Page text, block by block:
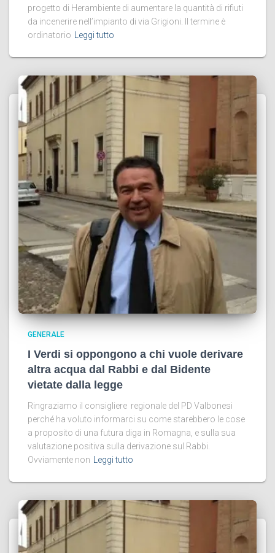
progetto di Herambiente di aumentare la quantità di rifiuti
da incenerire nell’impianto di via Grigioni. Il termine è
ordinatorio
Leggi tutto
GENERALE
I Verdi si oppongono a chi vuole derivare
altra acqua dal Rabbi e dal Bidente
vietate dalla legge
Ringraziamo il consigliere regionale del PD Valbonesi
perché ha voluto informarci su come starebbero le cose
a proposito di una futura diga in Romagna, e sulla sua
valutazione positiva sulla derivazione sul Rabbi.
Ovviamente non
Leggi tutto